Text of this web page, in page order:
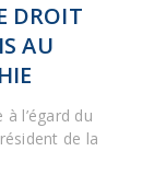
DROIT
AU
l’égard du
de la